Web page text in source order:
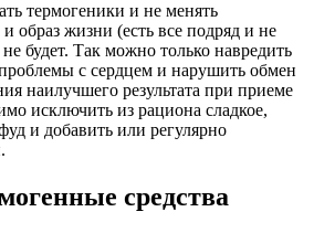
термогеники и не менять
образ жизни (есть все подряд и не
будет. Так можно только навредить
проблемы с сердцем и нарушить обмен
наилучшего результата при приеме
исключить из рациона сладкое,
и добавить или регулярно
средства